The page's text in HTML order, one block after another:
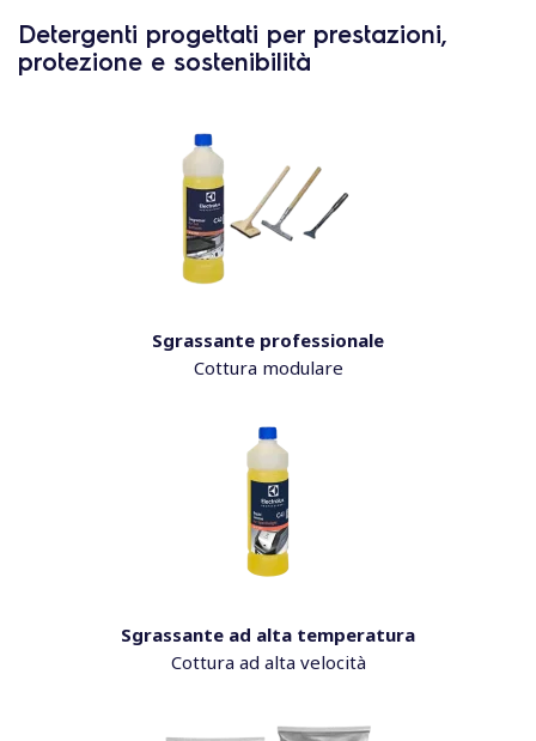
Detergenti progettati per prestazioni,
protezione e sostenibilità
Sgrassante professionale
Cottura modulare
Sgrassante ad alta temperatura
Cottura ad alta velocità